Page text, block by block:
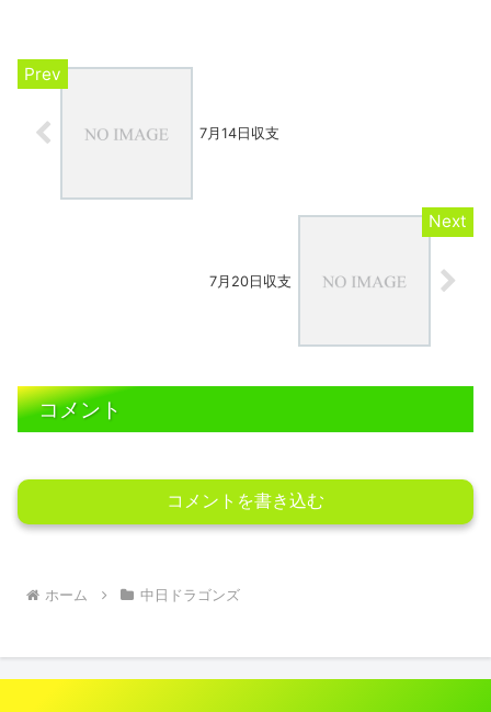
7月14日収支
7月20日収支
コメント
コメントを書き込む
ホーム 中日ドラゴンズ